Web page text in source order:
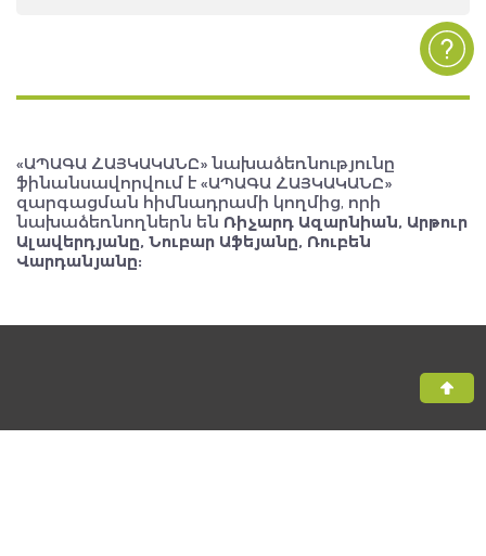
«ԱՊԱԳԱ ՀԱՅԿԱԿԱՆԸ» նախաձեռնությունը
ֆինանսավորվում է «ԱՊԱԳԱ ՀԱՅԿԱԿԱՆԸ»
զարգացման հիմնադրամի կողմից, որի
նախաձեռնողներն են Ռիչարդ Ազարնիան, Արթուր
Ալավերդյանը, Նուբար Աֆեյանը, Ռուբեն
Վարդանյանը: